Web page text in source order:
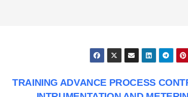
TRAINING ADVANCE PROCESS